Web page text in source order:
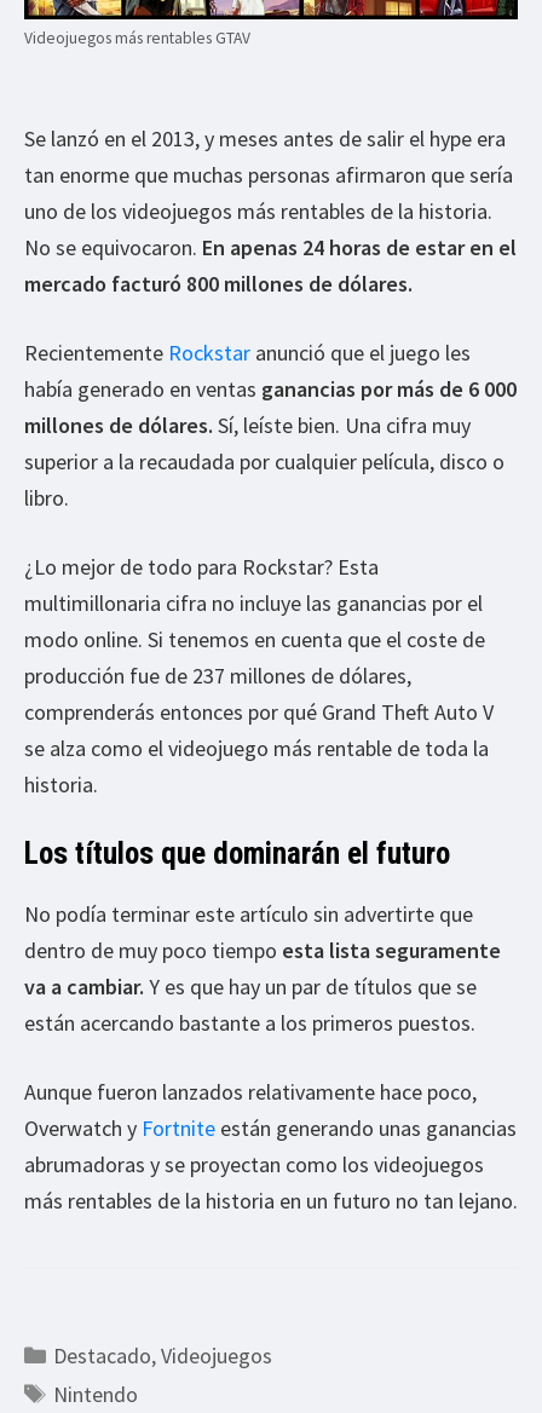
Videojuegos más rentables GTAV
Se lanzó en el 2013, y meses antes de salir el hype era
tan enorme que muchas personas afirmaron que sería
uno de los videojuegos más rentables de la historia.
No se equivocaron. En apenas 24 horas de estar en el
mercado facturó 800 millones de dólares.
Recientemente Rockstar anunció que el juego les
había generado en ventas ganancias por más de 6 000
millones de dólares. Sí, leíste bien. Una cifra muy
superior a la recaudada por cualquier película, disco o
libro.
¿Lo mejor de todo para Rockstar? Esta
multimillonaria cifra no incluye las ganancias por el
modo online. Si tenemos en cuenta que el coste de
producción fue de 237 millones de dólares,
comprenderás entonces por qué Grand Theft Auto V
se alza como el videojuego más rentable de toda la
historia.
Los títulos que dominarán el futuro
No podía terminar este artículo sin advertirte que
dentro de muy poco tiempo esta lista seguramente
va a cambiar. Y es que hay un par de títulos que se
están acercando bastante a los primeros puestos.
Aunque fueron lanzados relativamente hace poco,
Overwatch y Fortnite están generando unas ganancias
abrumadoras y se proyectan como los videojuegos
más rentables de la historia en un futuro no tan lejano.
Categorías
Destacado,Videojuegos
Etiquetas
Nintendo